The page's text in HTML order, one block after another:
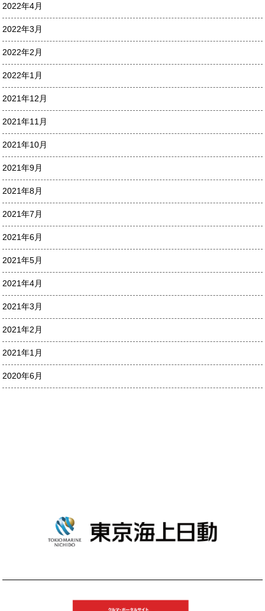
2022年4月
2022年3月
2022年2月
2022年1月
2021年12月
2021年11月
2021年10月
2021年9月
2021年8月
2021年7月
2021年6月
2021年5月
2021年4月
2021年3月
2021年2月
2021年1月
2020年6月